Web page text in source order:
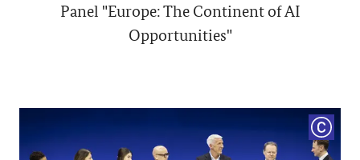
Panel "Europe: The Continent of AI
Opportunities"